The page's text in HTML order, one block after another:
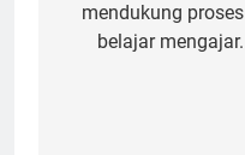
mendukung proses
belajar mengajar.